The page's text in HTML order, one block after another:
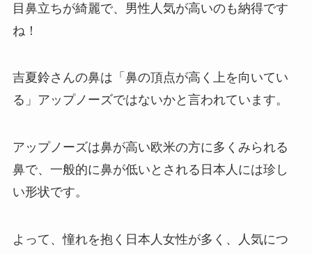
目鼻立ちが綺麗で、男性人気が高いのも納得です
ね！
吉夏鈴さんの鼻は「鼻の頂点が高く上を向いてい
る」アップノーズではないかと言われています。
アップノーズは鼻が高い欧米の方に多くみられる
鼻で、一般的に鼻が低いとされる日本人には珍し
い形状です。
よって、憧れを抱く日本人女性が多く、人気につ